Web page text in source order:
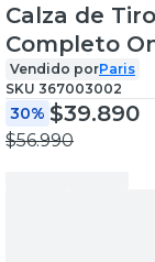
Calza de
Completo
Front
Vendido porParis
SKU 367003002
30% $39.890
$56.990